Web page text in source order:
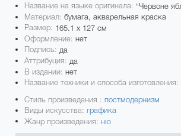
Название на языке оригинала: "Червоне
Материал: бумага, акварельная краска
Размер: 165.1 x 127 см
Оформление: нет
Подпись: да
Аттрибуция: да
В издании: нет
Название техники и способа изготовления:
Стиль произведения : постмодернизм
Виды искусства: графика
Жанр произведения: ню